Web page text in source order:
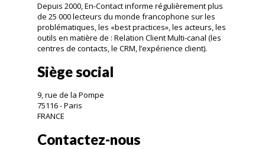
Depuis 2000, En-Contact informe régulièrement plus
de 25 000 lecteurs du monde francophone sur les
problématiques, les «best practices», les acteurs, les
outils en matière de : Relation Client Multi-canal (les
centres de contacts, le CRM, l’expérience client).
Siège social
9, rue de la Pompe
75116 - Paris
FRANCE
Contactez-nous